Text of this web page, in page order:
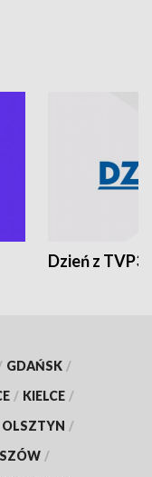
Dzień z TVP3
GDAŃSK /
/ KIELCE /
OLSZTYN /
/